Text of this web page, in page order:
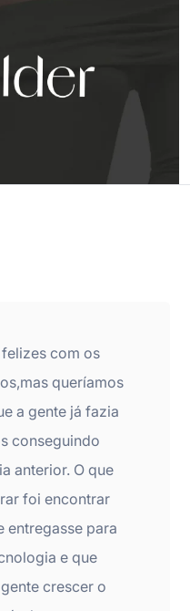
com os
queríamos
a gente já fazia
conseguindo
anterior. O que
foi encontrar
entregasse para
e que
crescer o